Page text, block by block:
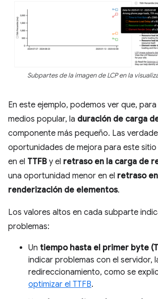
Subpartes de la imagen de LCP en la
En este ejemplo, podemos ver que,
medios popular, la duración de carga
componente más pequeño. Las
oportunidades de mejora para este
en el TTFB y el retraso en la carga de
una oportunidad menor en el retraso
renderización de elementos.
Los valores altos en cada subparte
problemas:
Un tiempo hasta el primer byte
indicar problemas con el servidor,
redireccionamiento, como se
optimizar el TTFB.